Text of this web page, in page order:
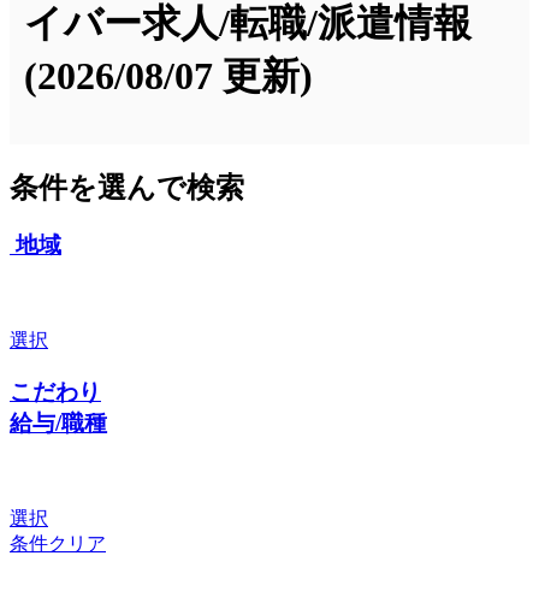
イバー求人/転職/派遣情報
(2026/08/07 更新)
条件を選んで検索
地域
選択
こだわり
給与/職種
選択
条件クリア